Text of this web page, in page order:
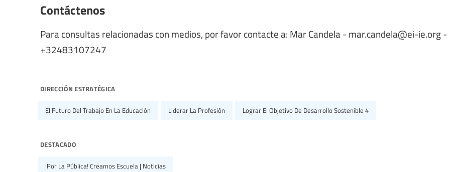
Contáctenos
Para consultas relacionadas con medios, por favor contacte a: Mar Candela - mar.candela@ei-ie.org-
+32483107247
dirección estratégica
El Futuro Del Trabajo En La Educación Liderar La Profesión Lograr El Objetivo De Desarrollo Sostenible 4
destacado
¡Por La Pública! Creamos Escuela | Noticias